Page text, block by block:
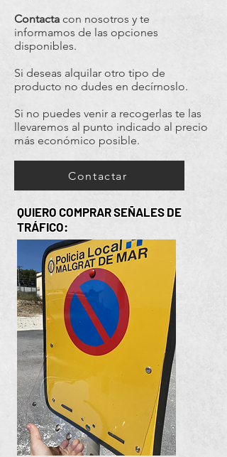
Contacta con nosotros y te
informamos de las opciones
disponibles.
Si deseas alquilar otro tipo de
producto no dudes en decírnoslo.
Si no puedes venir a recogerlas te las
llevaremos al punto indicado al precio
más económico posible.
Contactar
QUIERO COMPRAR SEÑALES DE
TRÁFICO: